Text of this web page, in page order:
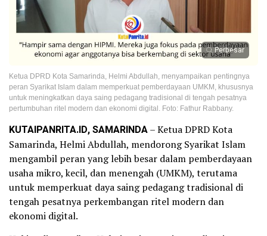
Perbesar
Ketua DPRD Kota Samarinda, Helmi Abdullah, menyampaikan pentingnya
peran Syarikat Islam dalam memperkuat pemberdayaan UMKM, khususnya
untuk meningkatkan daya saing pedagang tradisional di tengah pesatnya
pertumbuhan ritel modern dan ekonomi digital. Foto: Fathur Rabbany.
KUTAIPANRITA.ID, SAMARINDA– Ketua DPRD Kota
Samarinda, Helmi Abdullah, mendorong Syarikat Islam
mengambil peran yang lebih besar dalam pemberdayaan
usaha mikro, kecil, dan menengah (UMKM), terutama
untuk memperkuat daya saing pedagang tradisional di
tengah pesatnya perkembangan ritel modern dan
ekonomi digital.